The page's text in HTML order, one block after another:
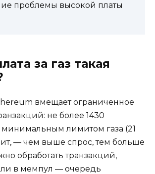
проблемы высокой платы
за газ такая
вмещает ограниченное
не более 1430
минимальным лимитом газа (21
— чем выше спрос, тем больше
обработать транзакций,
в мемпул — очередь